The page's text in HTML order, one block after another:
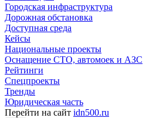
Городская инфраструктура
Дорожная обстановка
Доступная среда
Кейсы
Национальные проекты
Оснащение СТО, автомоек и АЗС
Рейтинги
Спецпроекты
Тренды
Юридическая часть
Перейти на сайт idn500.ru